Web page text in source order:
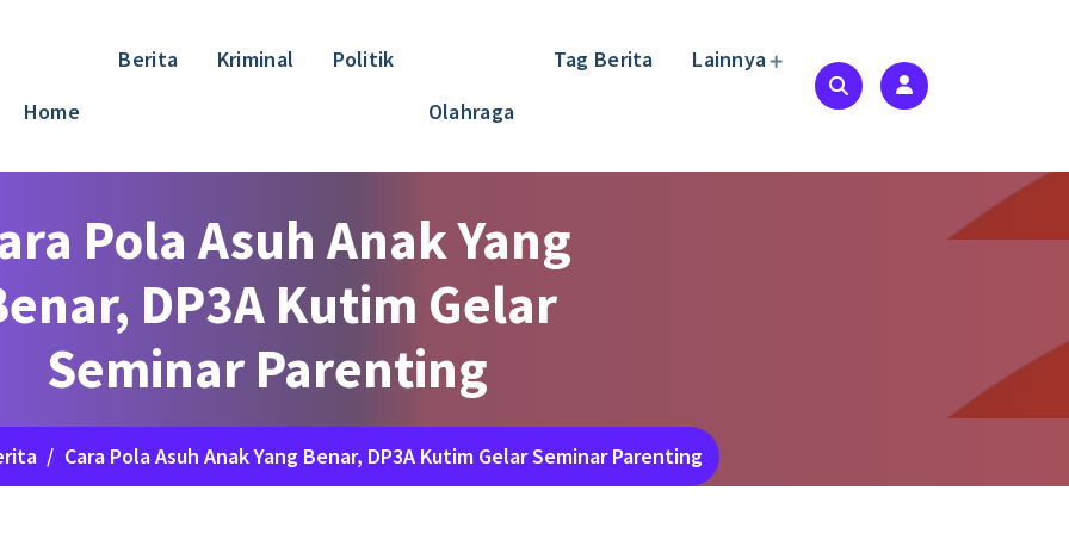
Home
Berita Kriminal
Politik
Olahraga
Tag Berita Lainnya
Pola Asuh Anak Yang
DP3A Kutim Gelar
Seminar Parenting
/ Cara Pola Asuh Anak Yang Benar, DP3A Kutim Gelar Seminar Parenting